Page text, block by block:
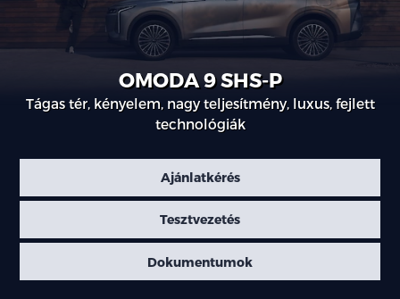
OMODA 9 SHS-P
Tágas tér, kényelem, nagy teljesítmény, luxus, fejlett
technológiák
Ajánlatkérés
Tesztvezetés
Dokumentumok